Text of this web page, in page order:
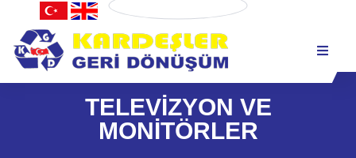
TELEVİZYON VE
MONİTÖRLER